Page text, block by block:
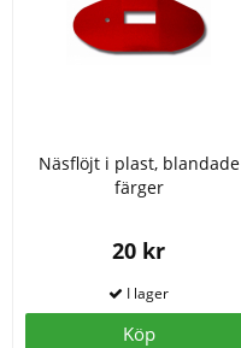
Näsflöjt i plast, blandade
färger
20 kr
Köp